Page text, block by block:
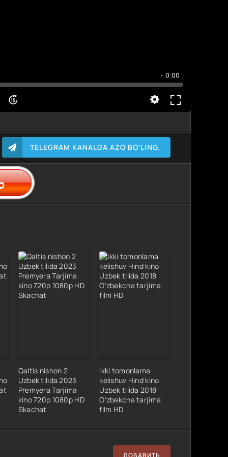
- 0:00
TELEGRAM KANALGA AZO BO'LING.
Qaltis nishon 2
Uzbek tilida 2023
Premyera Tarjima
kino 720p 1080p HD
Skachat
Ikki tomonlama
kelishuv Hind kino
Uzbek tilida 2018
O'zbekcha tarjima
film HD